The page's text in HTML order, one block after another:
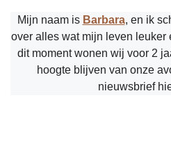
Mijn naam is Barbara, en ik
over alles wat mijn leven leuker
dit moment wonen wij voor 2
hoogte blijven van onze
nieuwsbrief